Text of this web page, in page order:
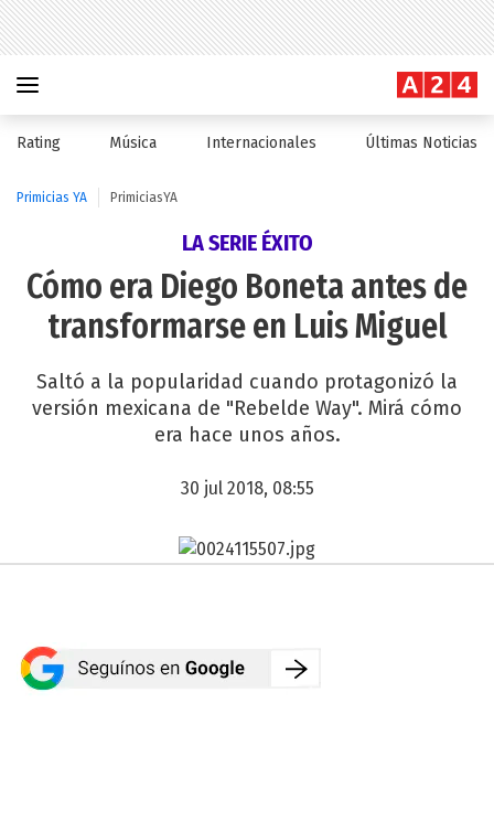
Rating Música Internacionales Últimas Noticias
Primicias YA PrimiciasYA
LA SERIE ÉXITO
Cómo era Diego Boneta antes de
transformarse en Luis Miguel
Saltó a la popularidad cuando protagonizó la
versión mexicana de "Rebelde Way". Mirá cómo
era hace unos años.
30 jul 2018, 08:55